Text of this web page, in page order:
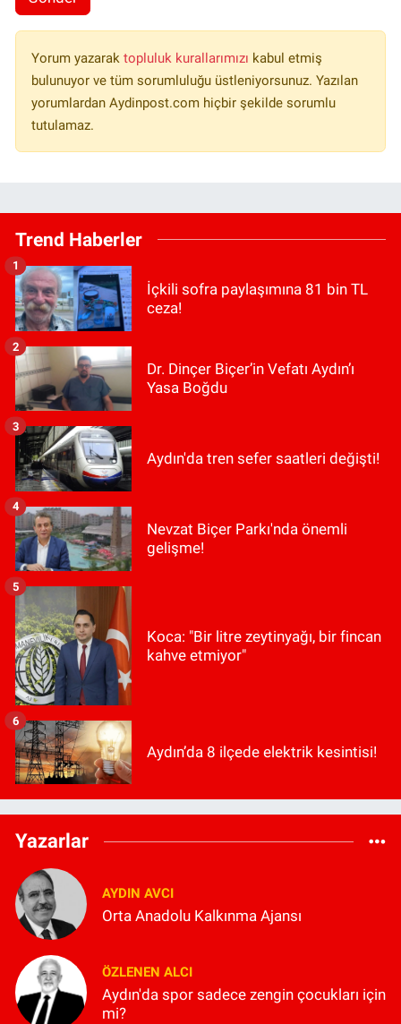
Yorum yazarak topluluk kurallarımızı kabul etmiş
bulunuyor ve tüm sorumluluğu üstleniyorsunuz. Yazılan
yorumlardan Aydinpost.com hiçbir şekilde sorumlu
tutulamaz.
Trend Haberler
İçkili sofra paylaşımına 81 bin TL
ceza!
1
Dr. Dinçer Biçer’in Vefatı Aydın’ı
Yasa Boğdu
2
Aydın'da tren sefer saatleri değişti!
3
Nevzat Biçer Parkı'nda önemli
gelişme!
4
Koca: "Bir litre zeytinyağı, bir fincan
kahve etmiyor"
5
Aydın’da 8 ilçede elektrik kesintisi!
6
Yazarlar
AYDIN AVCI
Orta Anadolu Kalkınma Ajansı
ÖZLENEN ALCI
Aydın'da spor sadece zengin çocukları için
mi?